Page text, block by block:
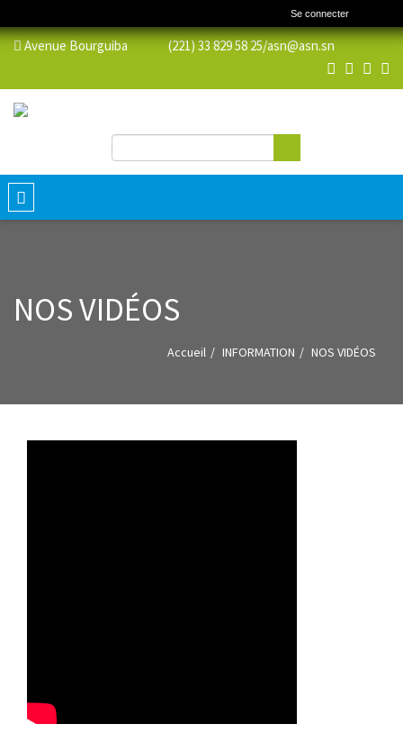
Se connecter
Avenue Bourguiba (221) 33 829 58 25/asn@asn.sn
Formulaire de recherche
Toggle
navigation
NOS VIDÉOS
Accueil INFORMATION NOS VIDÉOS